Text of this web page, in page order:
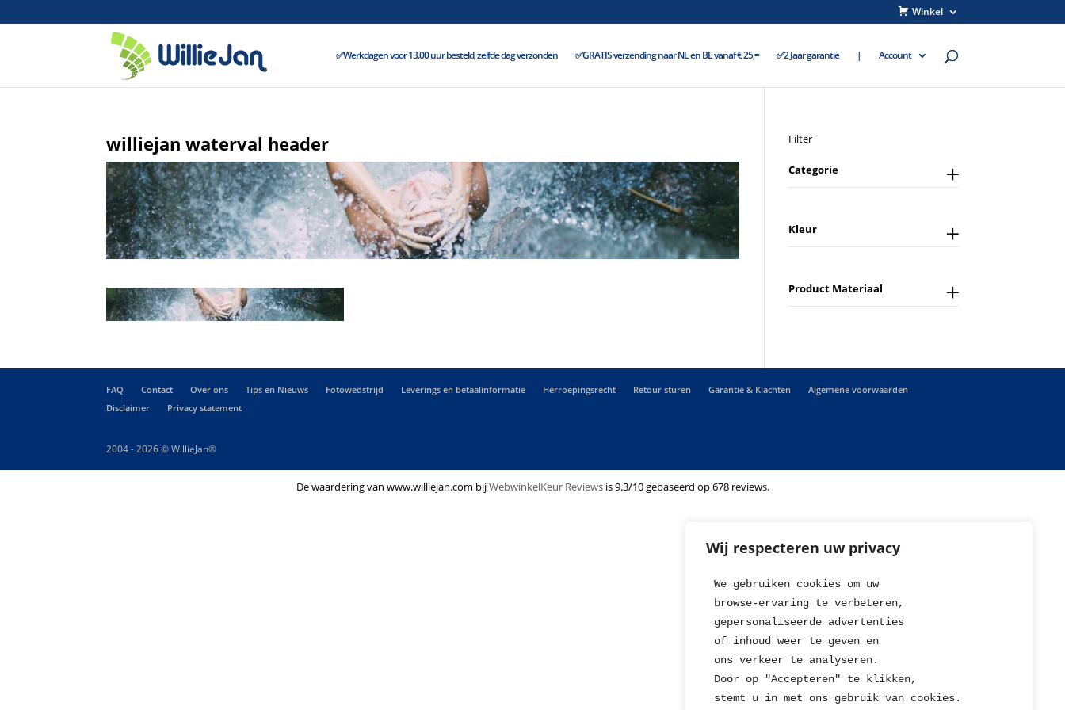
Wij respecteren uw privacy
We gebruiken cookies om uw
browse-ervaring te verbeteren,
gepersonaliseerde advertenties
of inhoud weer te geven en
ons verkeer te analyseren.
Door op "Accepteren" te klikken,
stemt u in met ons gebruik van cookies.
Winkel
✅Werkdagen voor 13.00 uur besteld, zelfde dag verzonden ✅GRATIS verzending naar NL en BE vanaf € 25,= ✅2 Jaar garantie | Account
williejan waterval header Filter
Categorie
Kleur
Product Materiaal
FAQ Contact Over ons Tips en Nieuws Fotowedstrijd Leverings en betaalinformatie Herroepingsrecht Retour sturen Garantie & Klachten
Algemene voorwaarden
Disclaimer
Privacy statement
2004 - 2026 © WillieJan®
De waardering van www.williejan.com bijWebwinkelKeur Reviewsis 9.3/10 gebaseerd op 678 reviews.